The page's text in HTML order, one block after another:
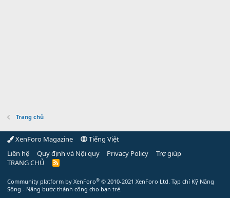
Trang chủ
XenForo Magazine
Tiếng Việt
Liên hệ
Quy định và Nội quy Privacy Policy
Trợ giúp
TRANG CHỦ
R
Community platform by XenForo® © 2010-2021 XenForo Ltd. Tạp chí Kỹ Năng
Sống - Nâng bước thành công cho bạn trẻ.